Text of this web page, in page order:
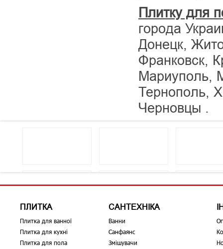
Плитку для
города
Донецк,
Франковск,
Мариуполь,
Тернополь,
Черновцы .
ПЛИТКА
Плитка для ванної
Плитка для кухні
Плитка для пола
САНТЕХНІКА
Ванни
Санфаянс
Змішувачи